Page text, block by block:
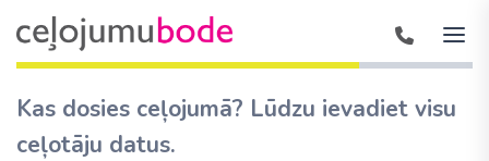
Kas dosies ceļojumā? Lūdzu ievadiet visu
ceļotāju datus.